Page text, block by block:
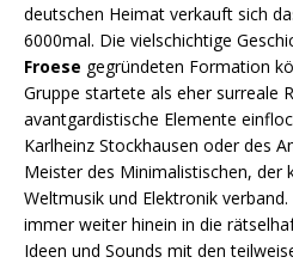
deutschen Heimat verkauft sich
6000mal. Die vielschichtige
Froese gegründeten Formation
Gruppe startete als eher surreale
avantgardistische Elemente
Karlheinz Stockhausen oder des
Meister des Minimalistischen, der
Weltmusik und Elektronik
immer weiter hinein in die
Ideen und Sounds mit den